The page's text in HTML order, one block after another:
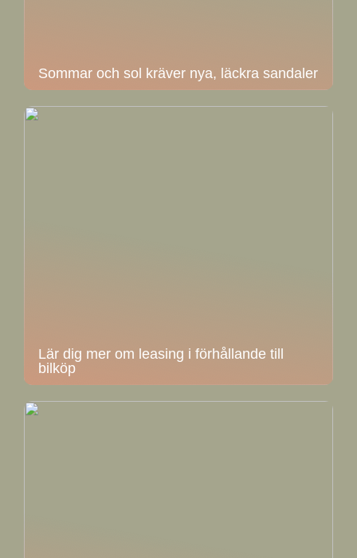
Sommar och sol kräver nya, läckra sandaler
Lär dig mer om leasing i förhållande till
bilköp